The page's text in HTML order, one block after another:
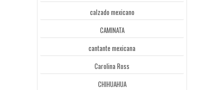
calzado mexicano
CAMINATA
cantante mexicana
Carolina Ross
CHIHUAHUA